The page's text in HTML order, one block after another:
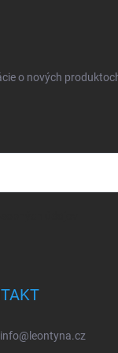
o nových
info@ leontyna.cz